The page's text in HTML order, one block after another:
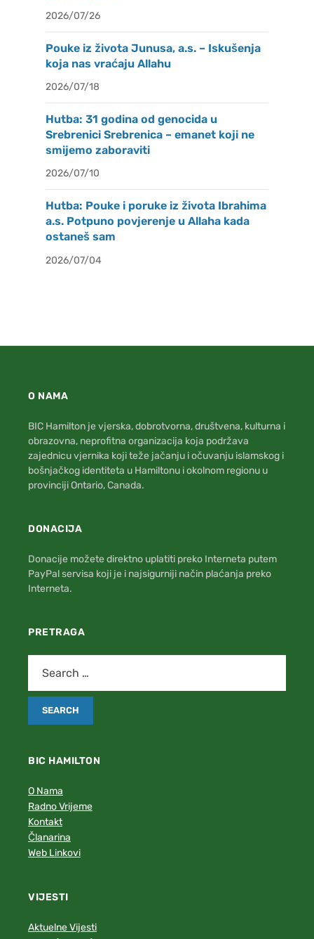
2026/07/26
Pouke iz života Junusa, a.s. – Iskušenja
koja nas vraćaju Allahu
2026/07/18
Hutba: 31 godina od genocida u
Srebrenici Srebrenica – emanet koji ne
smijemo zaboraviti
2026/07/10
Hutba: Pouke i poruke iz života Ibrahima
a.s. Potpuno povjerenje u Allaha kada
ostaneš sam
2026/07/04
O NAMA
BIC Hamilton je vjerska, dobrotvorna, društvena, kulturna i
obrazovna, neprofitna organizacija koja podržava
zajednicu vjernika koji teže jačanju i očuvanju islamskog i
bošnjačkog identiteta u Hamiltonu i okolnom regionu u
provinciji Ontario, Canada.
DONACIJA
Donacije možete direktno uplatiti preko Interneta putem
PayPal servisa koji je i najsigurniji način plaćanja preko
Interneta.
PRETRAGA
BIC HAMILTON
O Nama
Radno Vrijeme
Kontakt
Članarina
Web Linkovi
VIJESTI
Aktuelne Vijesti